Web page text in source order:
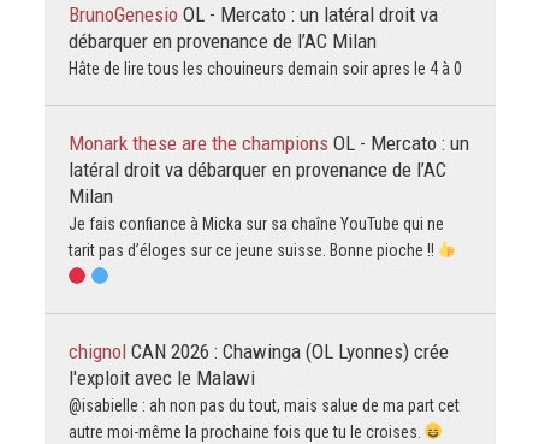
BrunoGenesio OL - Mercato : un latéral droit va
débarquer en provenance de l’AC Milan
Hâte de lire tous les chouineurs demain soir apres le 4 à 0
Monark these are the champions OL - Mercato : un
latéral droit va débarquer en provenance de l’AC
Milan
Je fais confiance à Micka sur sa chaîne YouTube qui ne
tarit pas d’éloges sur ce jeune suisse. Bonne pioche !!
chignol CAN 2026 : Chawinga (OL Lyonnes) crée
l'exploit avec le Malawi
@isabielle : ah non pas du tout, mais salue de ma part cet
autre moi-même la prochaine fois que tu le croises.